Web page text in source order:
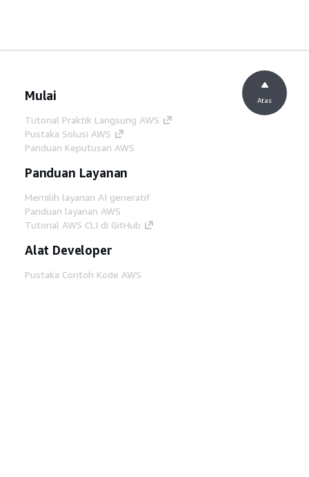
Mulai
Tutorial Praktik Langsung AWS
Pustaka Solusi AWS
Panduan Keputusan AWS
Panduan Layanan
Memilih layanan AI generatif
Panduan layanan AWS
Tutorial AWS CLI di GitHub
Alat Developer
Pustaka Contoh Kode AWS
Atas